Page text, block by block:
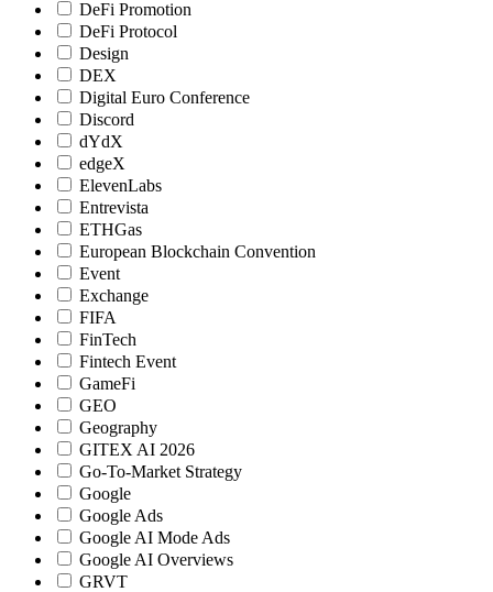
DeFi Promotion
DeFi Protocol
Design
DEX
Digital Euro Conference
Discord
dYdX
edgeX
ElevenLabs
Entrevista
ETHGas
European Blockchain Convention
Event
Exchange
FIFA
FinTech
Fintech Event
GameFi
GEO
Geography
GITEX AI 2026
Go-To-Market Strategy
Google
Google Ads
Google AI Mode Ads
Google AI Overviews
GRVT